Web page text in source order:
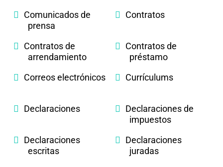
Comunicados de
prensa
Contratos
Contratos de
arrendamiento
Contratos de
préstamo
Correos electrónicos
Currículums
Declaraciones
Declaraciones de
impuestos
Declaraciones
escritas
Declaraciones
juradas